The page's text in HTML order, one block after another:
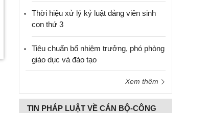
Thời hiệu xử lý kỷ luật đảng viên sinh
con thứ 3
Tiêu chuẩn bổ nhiệm trưởng, phó phòng
giáo dục và đào tạo
Xem thêm
TIN PHÁP LUẬT VỀ CÁN BỘ-CÔNG